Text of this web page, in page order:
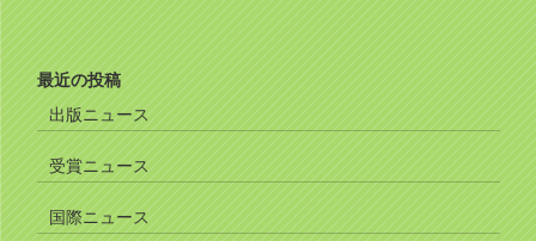
最近の投稿
出版ニュース
受賞ニュース
国際ニュース